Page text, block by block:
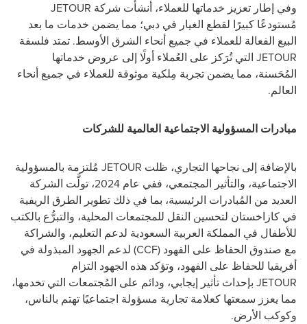
وفي إطار تعزيز خدماتها للعملاء، أنشأت شركة JETOUR
مُستودعًا كبيرًا لقطع الغيار في دبي؛ مما يضمن خدمات ما بعد
البيع الفعالة للعملاء في جميع أنحاء الشرق الأوسط. تمتد فلسفة
JETOUR التي تُرَكز على العُملاء أولًا إلى عروض خدماتها
المُحَسنة، مما يضمن تجربة مِلكية موثوقة للعملاء في جميع أنحاء
العالم.
مبادرات المسؤولية الاجتماعية العالمية للشركات
بالإضافة إلى نجاحها التجاري، ظلت JETOUR مُلتزمة بالمسؤولية
الاجتماعية، والتأثير المجتمعي، ففي عام 2024، تولَّت الشركة
العديد من المُبادرات الرئيسية، بما في ذلك تطوير الطرق الريفية
في كازاخستان لتحسين النقل للمجتمعات المحلية، والتبرُّع بالكتب
للأطفال في المملكة العربية السعودية لدعم التعليم، والشراكة
مع صندوق الحفاظ على الفهود (CCF) لدعم الجهود المبذولة في
أفريقيا للحفاظ على الفهود، وتؤكد هذه الجهود التزام
JETOUR بإحداث تأثير إيجابي، ودائم على المُجتمعات التي تخدمها،
مما يعزز سمعتها كعلامة تجارية مسؤولة اجتماعيًا تهتم بالناس،
وكوكب الأرض.